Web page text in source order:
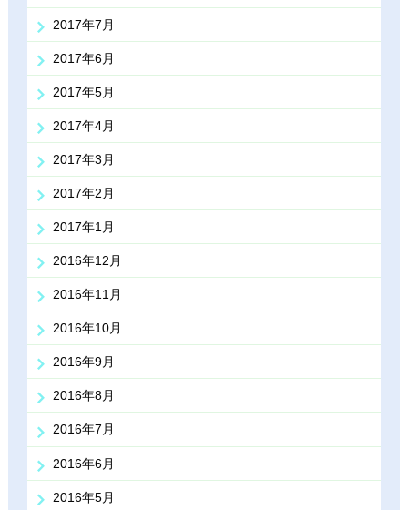
2017年7月
2017年6月
2017年5月
2017年4月
2017年3月
2017年2月
2017年1月
2016年12月
2016年11月
2016年10月
2016年9月
2016年8月
2016年7月
2016年6月
2016年5月